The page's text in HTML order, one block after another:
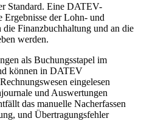
Standard. Eine DATEV-
Ergebnisse der Lohn- und
Finanzbuchhaltung und an die
werden.
als Buchungsstapel im
können in DATEV
eingelesen
und Auswertungen
das manuelle Nacherfassen
und Übertragungsfehler